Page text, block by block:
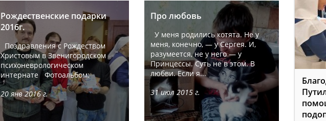
Рождественские подарки
2016г.
Поздравления с Рождеством
Христовым в Звенигородском
психоневрологическом
интернате Фотоальбом:
20 янв 2016 г.
Про любовь
У меня родились котята. Не у
меня, конечно, — у Сергея. И,
разумеется, не у него — у
Принцессы. Суть не в этом. В
любви. Если я...
31 июл 2015 г.